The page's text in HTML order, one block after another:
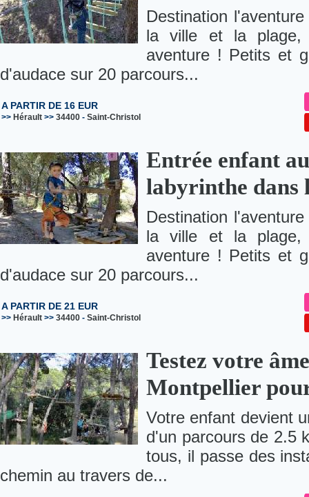
Destination
la ville et la plage,
aventure ! Petits et
d'audace sur 20 parcours...
A PARTIR DE 16 EUR
>> Hérault >> 34400 - Saint-Christol
Entrée enfant
labyrinthe
Destination
la ville et la plage,
aventure ! Petits et
d'audace sur 20 parcours...
A PARTIR DE 21 EUR
>> Hérault >> 34400 - Saint-Christol
Testez votre
Montpellier
Votre enfant devient
d'un parcours de 2.5
tous, il passe des
chemin au travers de...